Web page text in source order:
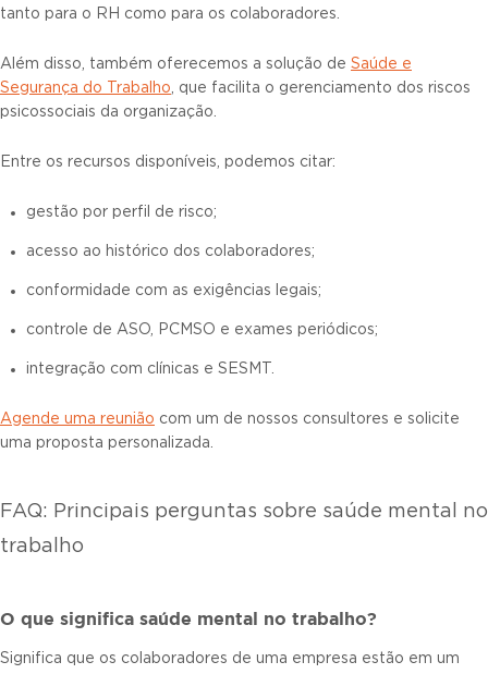
tanto para o RH como para os colaboradores.
Além disso, também oferecemos a solução de Saúde e
Segurança do Trabalho, que facilita o gerenciamento dos riscos
psicossociais da organização.
Entre os recursos disponíveis, podemos citar:
gestão por perfil de risco;
acesso ao histórico dos colaboradores;
conformidade com as exigências legais;
controle de ASO, PCMSO e exames periódicos;
integração com clínicas e SESMT.
Agende uma reunião com um de nossos consultores e solicite
uma proposta personalizada.
FAQ: Principais perguntas sobre saúde mental no
trabalho
O que significa saúde mental no trabalho?
Significa que os colaboradores de uma empresa estão em um